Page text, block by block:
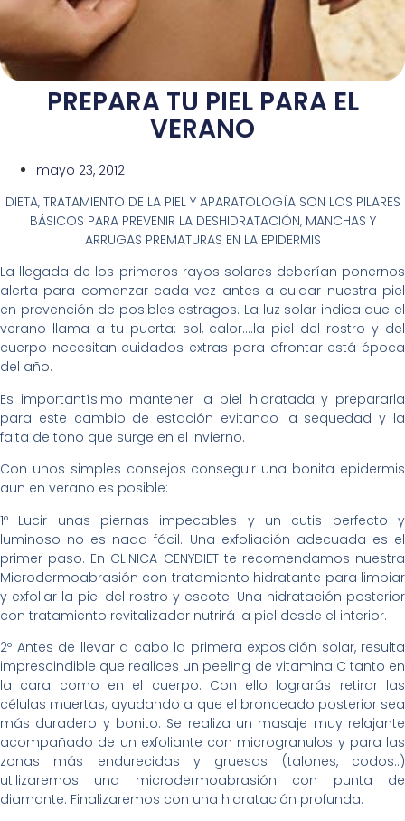
PREPARA TU PIEL PARA EL
VERANO
mayo 23, 2012
DIETA, TRATAMIENTO DE LA PIEL Y APARATOLOGÍA SON LOS PILARES
BÁSICOS PARA PREVENIR LA DESHIDRATACIÓN, MANCHAS Y
ARRUGAS PREMATURAS EN LA EPIDERMIS
La llegada de los primeros rayos solares deberían ponernos
alerta para comenzar cada vez antes a cuidar nuestra piel
en prevención de posibles estragos. La luz solar indica que el
verano llama a tu puerta: sol, calor….la piel del rostro y del
cuerpo necesitan cuidados extras para afrontar está época
del año.
Es importantísimo mantener la piel hidratada y prepararla
para este cambio de estación evitando la sequedad y la
falta de tono que surge en el invierno.
Con unos simples consejos conseguir una bonita epidermis
aun en verano es posible:
1º Lucir unas piernas impecables y un cutis perfecto y
luminoso no es nada fácil. Una exfoliación adecuada es el
primer paso. En CLINICA CENYDIET te recomendamos nuestra
Microdermoabrasión con tratamiento hidratante para limpiar
y exfoliar la piel del rostro y escote. Una hidratación posterior
con tratamiento revitalizador nutrirá la piel desde el interior.
2º Antes de llevar a cabo la primera exposición solar, resulta
imprescindible que realices un peeling de vitamina C tanto en
la cara como en el cuerpo. Con ello lograrás retirar las
células muertas; ayudando a que el bronceado posterior sea
más duradero y bonito. Se realiza un masaje muy relajante
acompañado de un exfoliante con microgranulos y para las
zonas más endurecidas y gruesas (talones, codos..)
utilizaremos una microdermoabrasión con punta de
diamante. Finalizaremos con una hidratación profunda.